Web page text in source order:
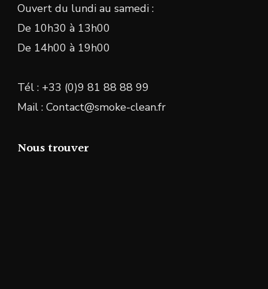
Ouvert du lundi au samedi :
De 10h30 à 13h00
De 14h00 à 19h00
Tél : +33 (0)9 81 88 88 99
Mail : Contact@smoke-clean.fr
Nous trouver